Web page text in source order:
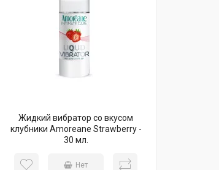
Жидкий вибратор со вкусом
клубники Amoreane Strawberry -
30 мл.
Нет